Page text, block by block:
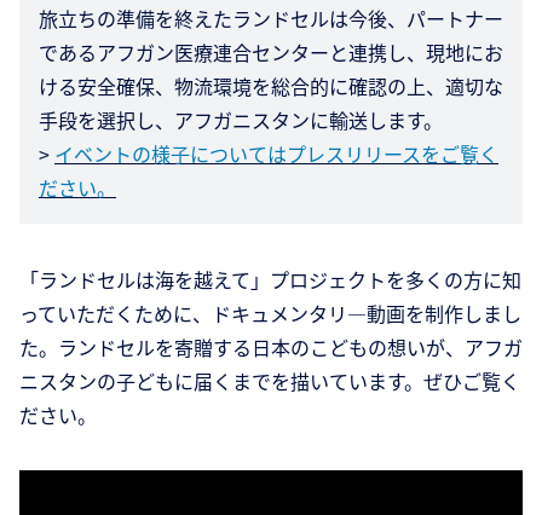
旅立ちの準備を終えたランドセルは今後、パートナー
であるアフガン医療連合センターと連携し、現地にお
ける安全確保、物流環境を総合的に確認の上、適切な
手段を選択し、アフガニスタンに輸送します。
> イベントの様子についてはプレスリリースをご覧く
ださい。
「ランドセルは海を越えて」プロジェクトを多くの方に知
っていただくために、ドキュメンタリ―動画を制作しまし
た。ランドセルを寄贈する日本のこどもの想いが、アフガ
ニスタンの子どもに届くまでを描いています。ぜひご覧く
ださい。